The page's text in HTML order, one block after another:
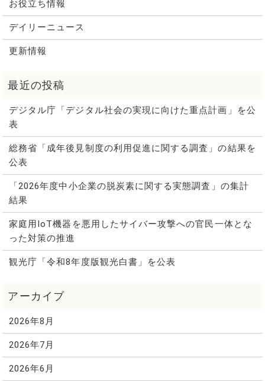
お役立ち情報
デイリーニュース
更新情報
デジタル庁「デジタル社会の実現に向けた重点計画」を公
表
総務省「成年後見制度の利用促進に関する調査」の結果を
公表
「2026年度中小企業の脱炭素に関する実態調査」の集計
結果
家庭用IoT機器を悪用したサイバー攻撃への官民一体とな
った対策の推進
観光庁「令和8年度版観光白書」を公表
2026年8月
2026年7月
2026年6月